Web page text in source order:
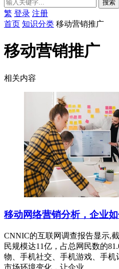
繁 登录 注册
首页 知识分类 移动营销推广
移动营销推广
相关内容
移动网络营销分析，企业
CNNIC的互联网调查报告显示,
民规模达11亿，占总网民数的
物、手机社交、手机游戏、手
市场环境变化，让企业